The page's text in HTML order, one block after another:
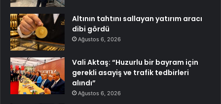
Altının tahtını sallayan yatırım aracı
dibi gördü
Ağustos 6, 2026
Vali Aktaş: “Huzurlu bir bayram için
gerekli asayiş ve trafik tedbirleri
alındı”
Ağustos 6, 2026